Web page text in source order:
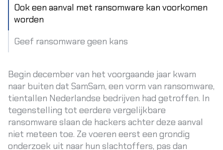
Begin december van het voorgaande jaar kwam
naar buiten dat SamSam, een vorm van ransomware,
tientallen Nederlandse bedrijven had getroffen. In
tegenstelling tot eerdere vergelijkbare
ransomware slaan de hackers achter deze aanval
niet meteen toe. Ze voeren eerst een grondig
onderzoek uit naar hun slachtoffers, pas dan
Ook een aanval met ransomware kan voorkomen
worden
Geef ransomware geen kans